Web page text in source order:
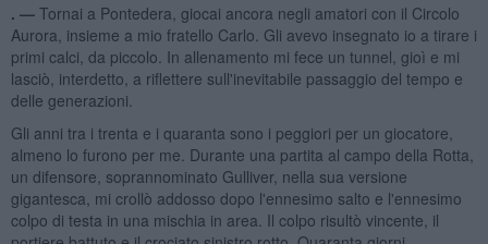
. — Tornai a Pontedera, giocai ancora negli amatori con il Circolo
Aurora, insieme a mio fratello Carlo. Gli avevo insegnato io a tirare i
primi calci, da piccolo. In allenamento mi fece un tunnel, gioì e mi
lasciò, interdetto, a riflettere sull'inevitabile passaggio del tempo e
delle generazioni.
Gli anni tra i trenta e i quaranta sono i peggiori per un giocatore,
almeno lo furono per me. Durante una partita al campo della Rotta,
un difensore, soprannominato Gulliver, nella sua versione
gigantesca, mi crollò addosso dopo l'ennesimo salto e l'ennesimo
colpo di testa in una mischia in area. Il colpo risultò vincente, il